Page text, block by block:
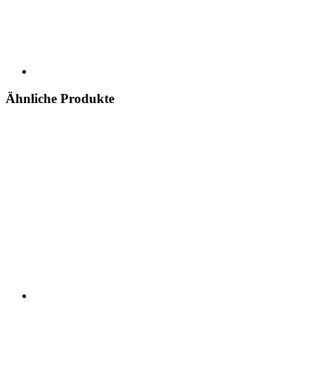
Ähnliche Produkte